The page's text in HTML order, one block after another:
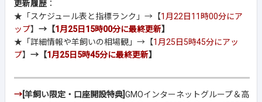
更新履歴 ：
★「スケジュール表と指標ランク」→【1月22日11時00分にア
ップ】 →【1月25日15時00分に最終更新】
★「詳細情報や羊飼いの相場観」→【1月25日5時45分にアッ
プ】 →【1月25日5時45分に最終更新】
→[羊飼い限定・口座開設特典]GMOインターネットグループ＆高